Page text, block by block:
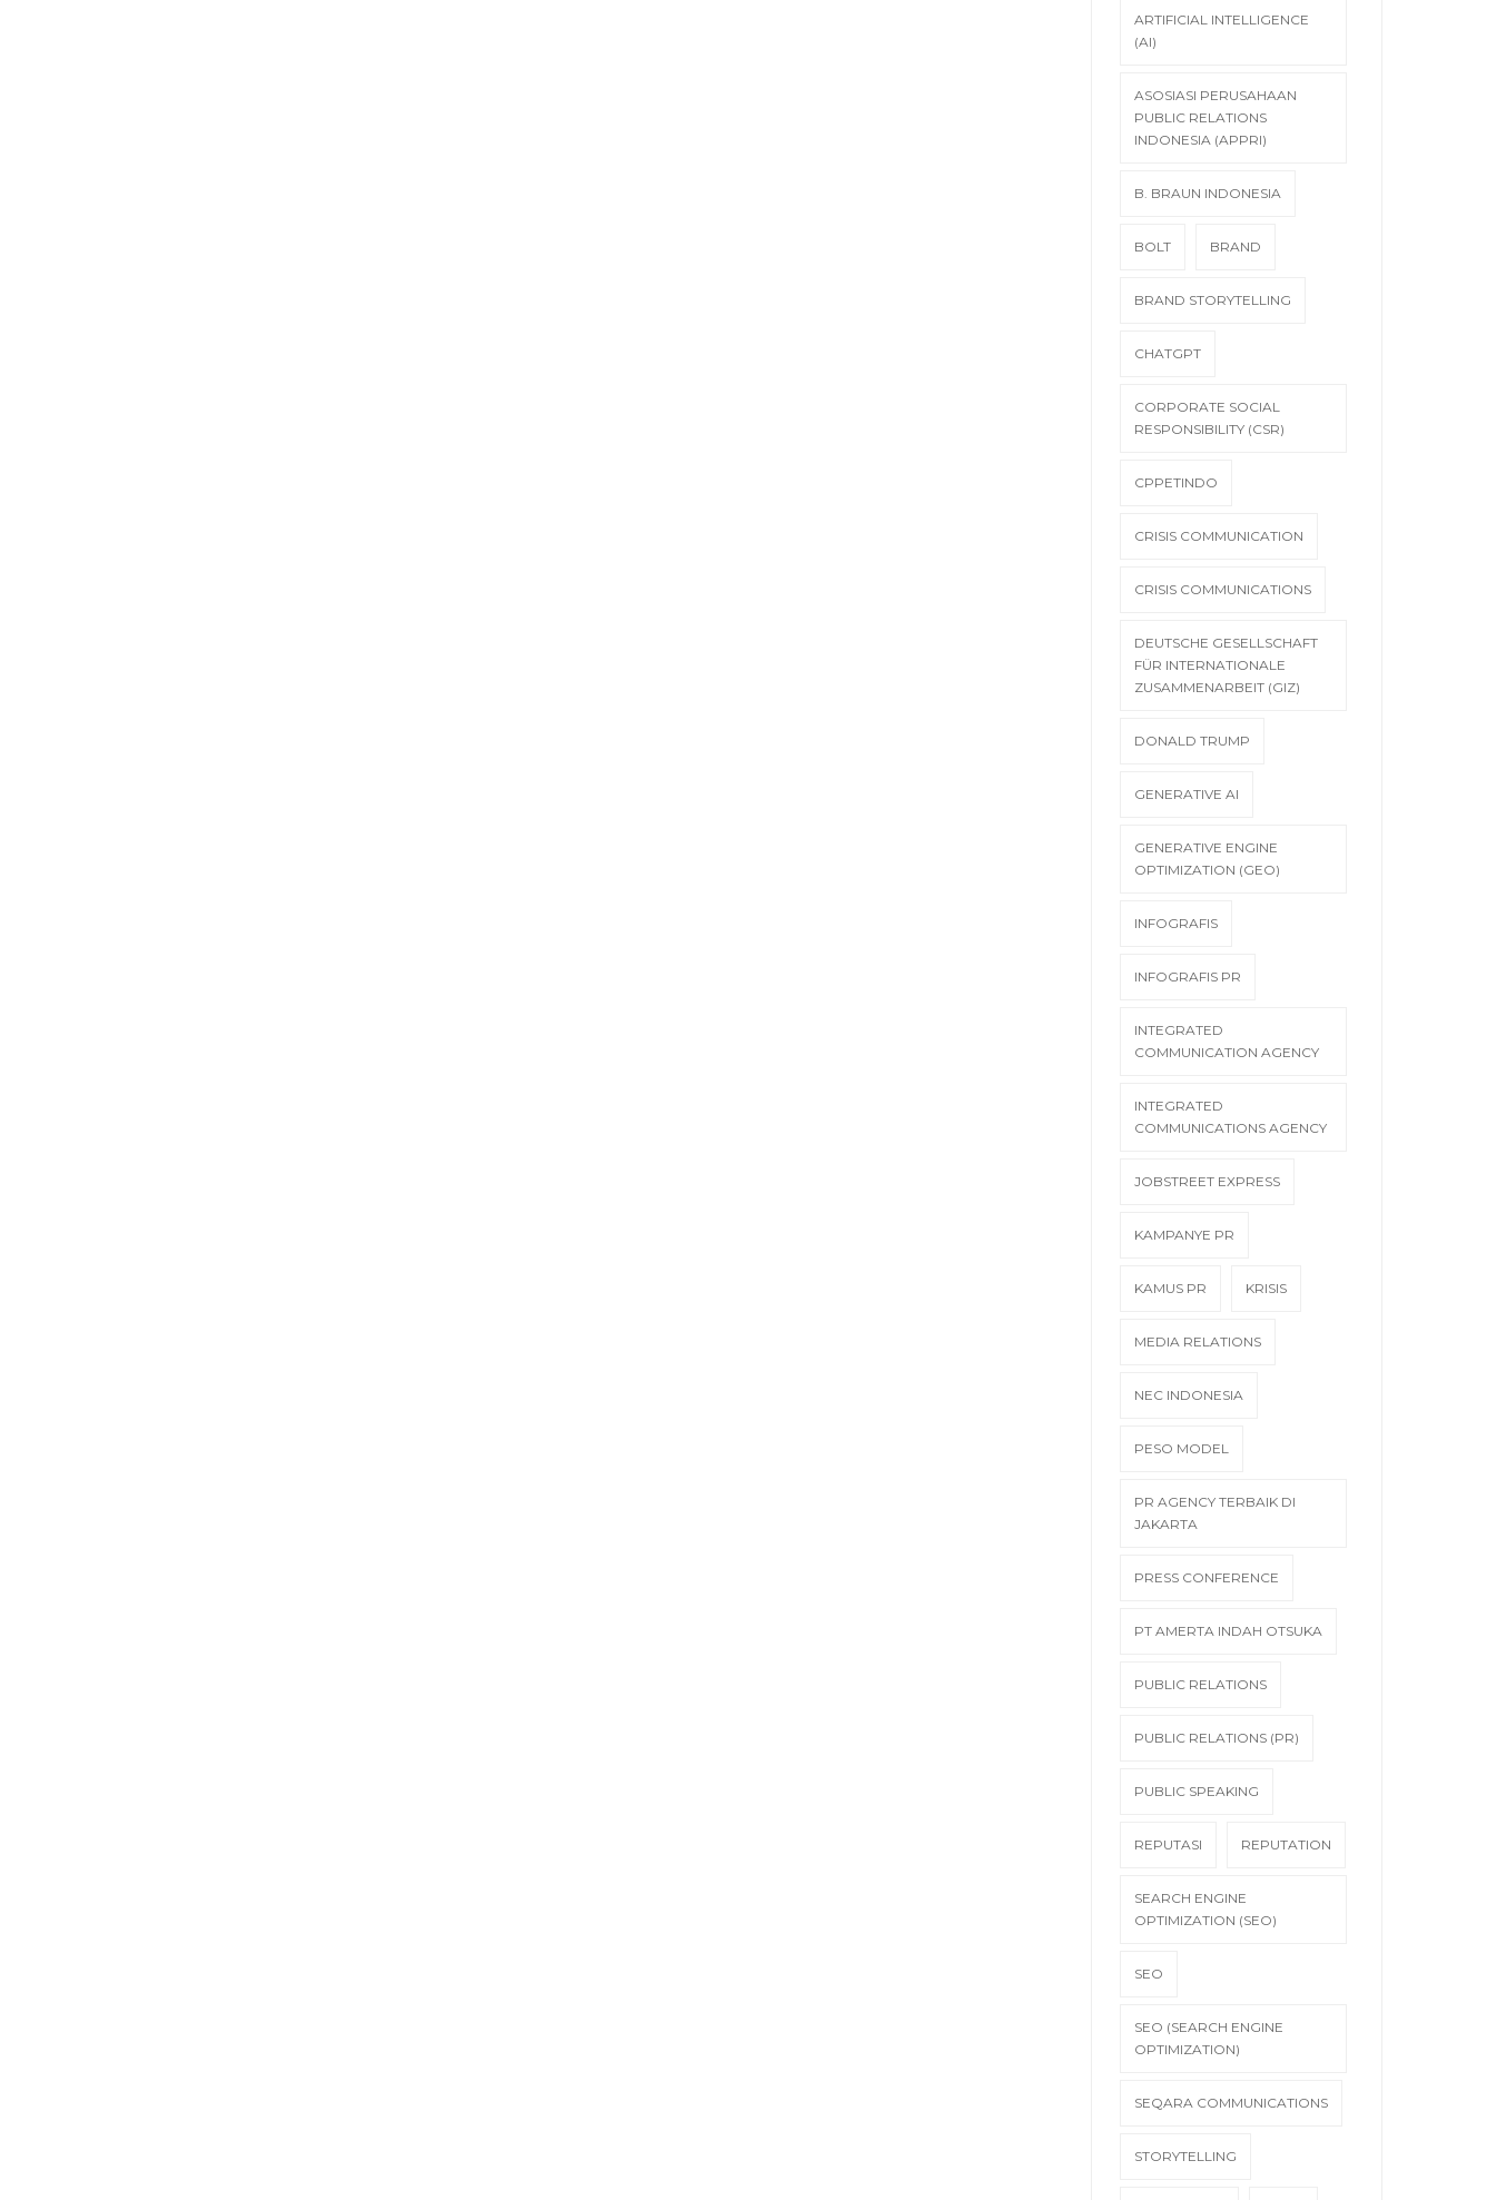
ARTIFICIAL INTELLIGENCE
(AI)
ASOSIASI PERUSAHAAN
PUBLIC RELATIONS
INDONESIA (APPRI)
B. BRAUN INDONESIA
BOLT BRAND
BRAND STORYTELLING
CHATGPT
CORPORATE SOCIAL
RESPONSIBILITY (CSR)
CPPETINDO
CRISIS COMMUNICATION
CRISIS COMMUNICATIONS
DEUTSCHE GESELLSCHAFT
FÜR INTERNATIONALE
ZUSAMMENARBEIT (GIZ)
DONALD TRUMP
GENERATIVE AI
GENERATIVE ENGINE
OPTIMIZATION (GEO)
INFOGRAFIS
INFOGRAFIS PR
INTEGRATED
COMMUNICATION AGENCY
INTEGRATED
COMMUNICATIONS AGENCY
JOBSTREET EXPRESS
KAMPANYE PR
KAMUS PR KRISIS
MEDIA RELATIONS
NEC INDONESIA
PESO MODEL
PR AGENCY TERBAIK DI
JAKARTA
PRESS CONFERENCE
PT AMERTA INDAH OTSUKA
PUBLIC RELATIONS
PUBLIC RELATIONS (PR)
PUBLIC SPEAKING
REPUTASI REPUTATION
SEARCH ENGINE
OPTIMIZATION (SEO)
SEO
SEO (SEARCH ENGINE
OPTIMIZATION)
SEQARA COMMUNICATIONS
STORYTELLING